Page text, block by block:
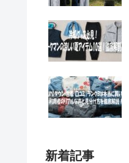
新着記事